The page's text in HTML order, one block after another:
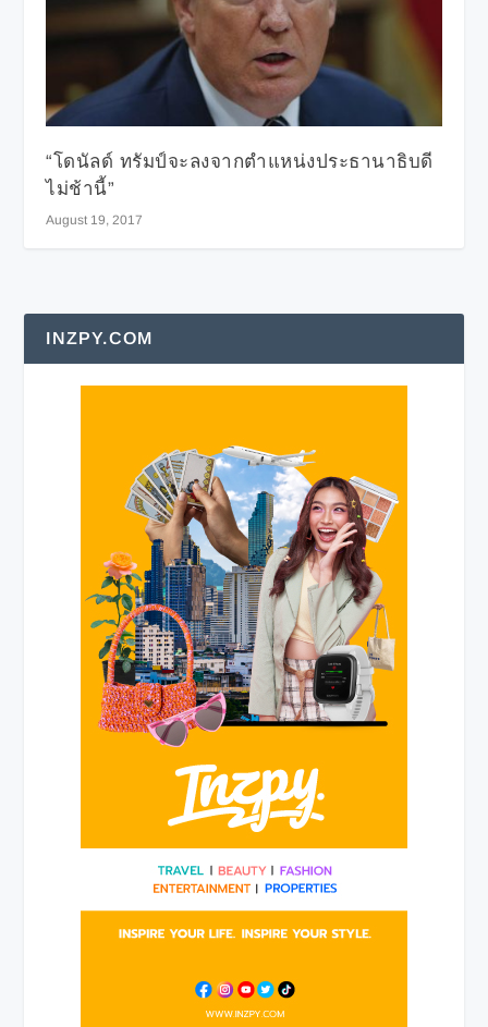
“โดนัลด์ ทรัมป์จะลงจากตำแหน่งประธานาธิบดี
ไม่ช้านี้”
August 19, 2017
INZPY.COM